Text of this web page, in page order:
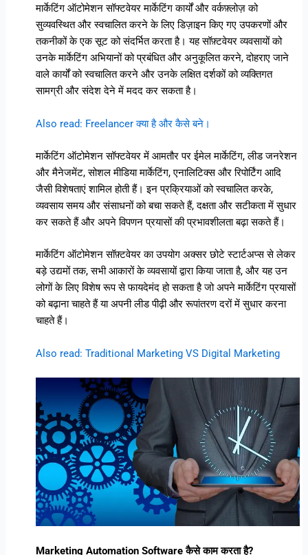
मार्केटिंग ऑटोमेशन सॉफ्टवेयर मार्केटिंग कार्यों और वर्कफ़्लोज़ को
सुव्यवस्थित और स्वचालित करने के लिए डिज़ाइन किए गए उपकरणों और
तकनीकों के एक सूट को संदर्भित करता है। यह सॉफ़्टवेयर व्यवसायों को
उनके मार्केटिंग अभियानों को प्रबंधित और अनुकूलित करने, दोहराए जाने
वाले कार्यों को स्वचालित करने और उनके लक्षित दर्शकों को व्यक्तिगत
सामग्री और संदेश देने में मदद कर सकता है।
Also read: Freelancer क्या है और कैसे बने।
मार्केटिंग ऑटोमेशन सॉफ्टवेयर में आमतौर पर ईमेल मार्केटिंग, लीड जनरेशन
और मैनेजमेंट, सोशल मीडिया मार्केटिंग, एनालिटिक्स और रिपोर्टिंग आदि
जैसी विशेषताएं शामिल होती हैं। इन प्रक्रियाओं को स्वचालित करके,
व्यवसाय समय और संसाधनों को बचा सकते हैं, दक्षता और सटीकता में सुधार
कर सकते हैं और अपने विपणन प्रयासों की प्रभावशीलता बढ़ा सकते हैं।
मार्केटिंग ऑटोमेशन सॉफ़्टवेयर का उपयोग अक्सर छोटे स्टार्टअप्स से लेकर
बड़े उद्यमों तक, सभी आकारों के व्यवसायों द्वारा किया जाता है, और यह उन
लोगों के लिए विशेष रूप से फायदेमंद हो सकता है जो अपने मार्केटिंग प्रयासों
को बढ़ाना चाहते हैं या अपनी लीड पीढ़ी और रूपांतरण दरों में सुधार करना
चाहते हैं।
Also read: Traditional Marketing VS Digital Marketing
Marketing Automation Software कैसे काम करता है?